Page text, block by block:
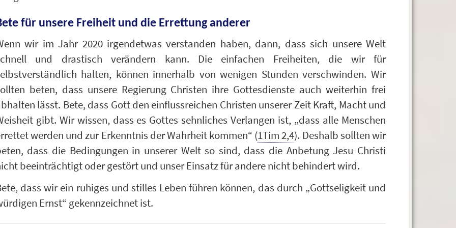
für unsere Freiheit und die Errettung anderer
wir im Jahr 2020 irgendetwas verstanden haben, dann, dass sich unsere Welt
und drastisch verändern kann. Die einfachen Freiheiten, die wir für
halten, können innerhalb von wenigen Stunden verschwinden. Wir
beten, dass unsere Regierung Christen ihre Gottesdienste auch weiterhin frei
lässt. Bete, dass Gott den einflussreichen Christen unserer Zeit Kraft, Macht und
gibt. Wir wissen, dass es Gottes sehnliches Verlangen ist, „dass alle Menschen
werden und zur Erkenntnis der Wahrheit kommen“ (1Tim 2,4). Deshalb sollten wir
dass die Bedingungen in unserer Welt so sind, dass die Anbetung Jesu Christi
beeinträchtigt oder gestört und unser Einsatz für andere nicht behindert wird.
dass wir ein ruhiges und stilles Leben führen können, das durch „Gottseligkeit und
Ernst“ gekennzeichnet ist.